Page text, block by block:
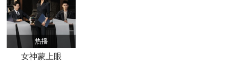
热播
女神蒙上眼